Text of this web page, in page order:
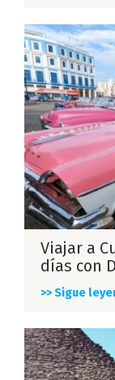
Viajar a
días con
>> Sigue